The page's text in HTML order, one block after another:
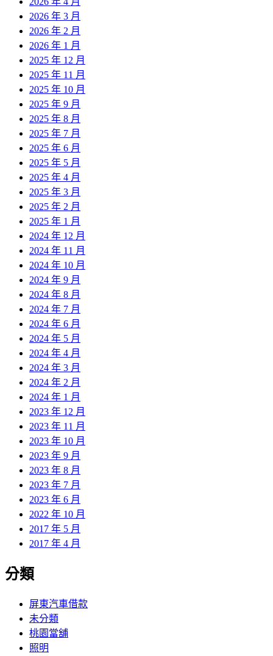
2026 年 3 月
2026 年 2 月
2026 年 1 月
2025 年 12 月
2025 年 11 月
2025 年 10 月
2025 年 9 月
2025 年 8 月
2025 年 7 月
2025 年 6 月
2025 年 5 月
2025 年 4 月
2025 年 3 月
2025 年 2 月
2025 年 1 月
2024 年 12 月
2024 年 11 月
2024 年 10 月
2024 年 9 月
2024 年 8 月
2024 年 7 月
2024 年 6 月
2024 年 5 月
2024 年 4 月
2024 年 3 月
2024 年 2 月
2024 年 1 月
2023 年 12 月
2023 年 11 月
2023 年 10 月
2023 年 9 月
2023 年 8 月
2023 年 7 月
2023 年 6 月
2022 年 10 月
2017 年 5 月
2017 年 4 月
分類
屏東汽車借款
未分類
桃園當舖
照明